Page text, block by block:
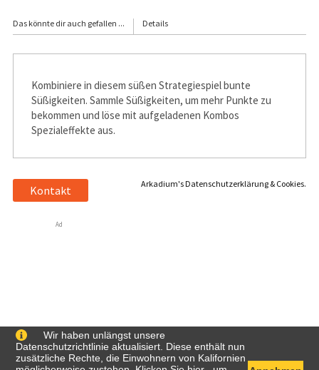
Das könnte dir auch gefallen ... Details
Kombiniere in diesem süßen Strategiespiel bunte
Süßigkeiten. Sammle Süßigkeiten, um mehr Punkte zu
bekommen und löse mit aufgeladenen Kombos
Spezialeffekte aus.
Arkadium's Datenschutzerklärung & Cookies.
Kontakt
Ad
Wir haben unlängst unsere
Datenschutzrichtlinie aktualisiert. Diese enthält nun
zusätzliche Rechte, die Einwohnern von Kalifornien